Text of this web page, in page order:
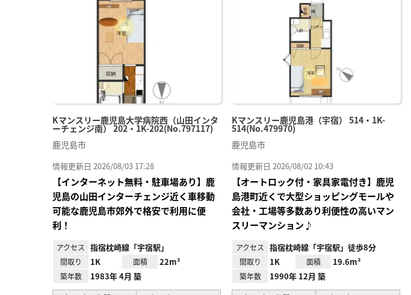
Kマンスリー鹿児島大学病院西（山田インタ
ーチェンジ南） 202・1K-202(No.797117)
鹿児島市
情報更新日 2026/08/03 17:28
【インターネット無料・駐車場あり】鹿
児島の山田インターチェンジ近く車移動
可能な鹿児島市郊外で格安で利用に便
利！
アクセス 指宿枕崎線「宇宿駅」
間取り 1K 面積 22m²
築年数 1983年 4月 築
Kマンスリー鹿児島港（宇宿） 514・1K-
514(No.479970)
鹿児島市
情報更新日 2026/08/02 10:43
【オートロック付・家具家電付き】鹿児
島港町近くで大型ショッピングモールや
会社・工場等多数あり利便性の高いマン
スリーマンション♪
アクセス 指宿枕崎線「宇宿駅」徒歩8分
間取り 1K 面積 19.6m²
築年数 1990年 12月 築